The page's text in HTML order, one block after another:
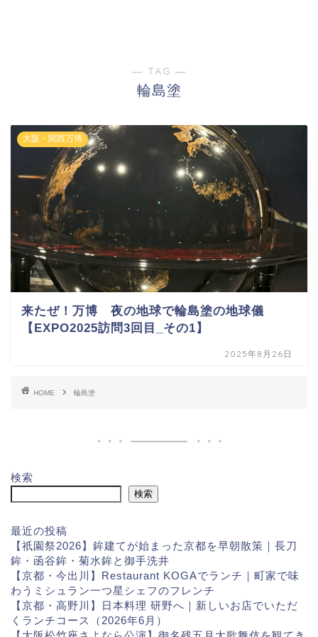
― TAG ―
輪島塗
大阪・関西万博
来たぜ！万博 夜の地球で輪島塗の地球儀
【EXPO2025訪問3回目_その1】
2025年8月26日
HOME 輪島塗
検索
検索
最近の投稿
【祇園祭2026】鉾建てが始まった京都を早朝散策｜長刀
鉾・函谷鉾・菊水鉾と御手洗井
【京都・今出川】Restaurant KOGAでランチ｜町家で味
わうミシュラン一つ星シェフのフレンチ
【京都・高野川】日本料理 研野へ｜新しいお店でいただ
くランチコース（2026年6月）